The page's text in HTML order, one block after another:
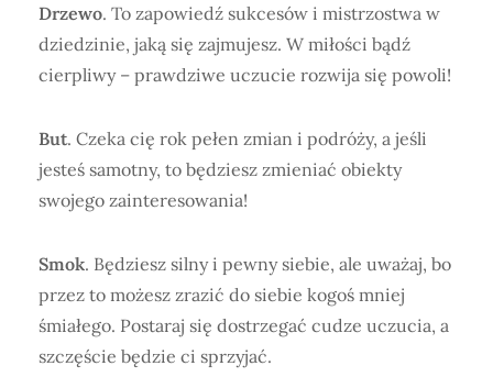
Drzewo. To zapowiedź sukcesów i mistrzostwa w
dziedzinie, jaką się zajmujesz. W miłości bądź
cierpliwy – prawdziwe uczucie rozwija się powoli!­
But. Czeka cię rok pełen zmian i podróży, a jeśli
jesteś samotny, to będziesz zmieniać obiekty
swojego zainteresowania!
Smok. Będziesz silny i pewny siebie, ale uważaj, bo
przez to możesz zrazić do siebie kogoś mniej
śmiałego. Postaraj się dostrzegać cudze uczucia, a
szczęście będzie ci sprzyjać.